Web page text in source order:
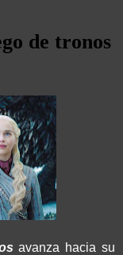
de tronos
avanza hacia su